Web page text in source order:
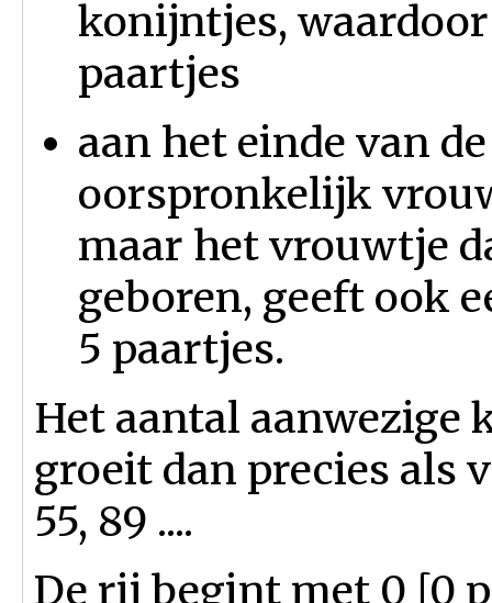
konijntjes,
paartjes
aan het einde van
oorspronkelijk
maar het vrouwtje
geboren, geeft ook
5 paartjes.
Het aantal aanwezige
groeit dan precies als
55, 89 ....
De rij begint met 0 [0